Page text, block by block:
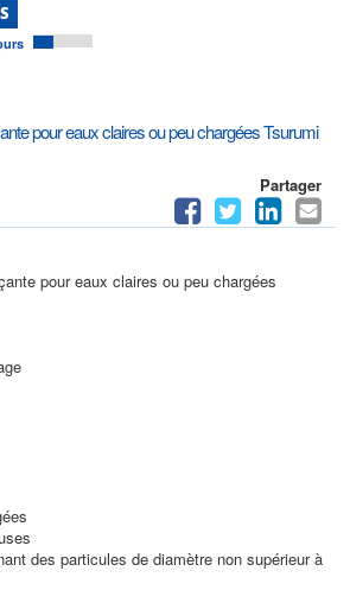
pour eaux claires ou peu chargées Tsurumi
Partager
pour eaux claires ou peu chargées
des particules de diamètre non supérieur à